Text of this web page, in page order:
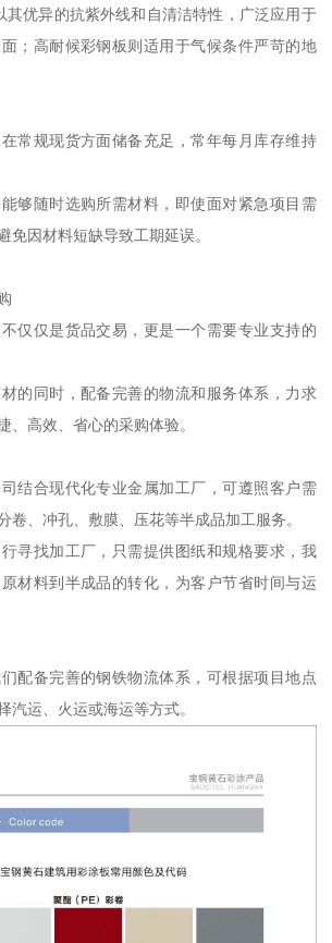
其优异的抗紫外线和自清洁特性，广泛应用于
；高耐候彩钢板则适用于气候条件严苛的地
常规现货方面储备充足，常年每月库存维持
够随时选购所需材料，即使面对紧急项目需
免因材料短缺导致工期延误。
仅仅是货品交易，更是一个需要专业支持的
的同时，配备完善的物流和服务体系，力求
、高效、省心的采购体验。
结合现代化专业金属加工厂，可遵照客户需
卷、冲孔、敷膜、压花等半成品加工服务。
寻找加工厂，只需提供图纸和规格要求，我
材料到半成品的转化，为客户节省时间与运
配备完善的钢铁物流体系，可根据项目地点
汽运、火运或海运等方式。